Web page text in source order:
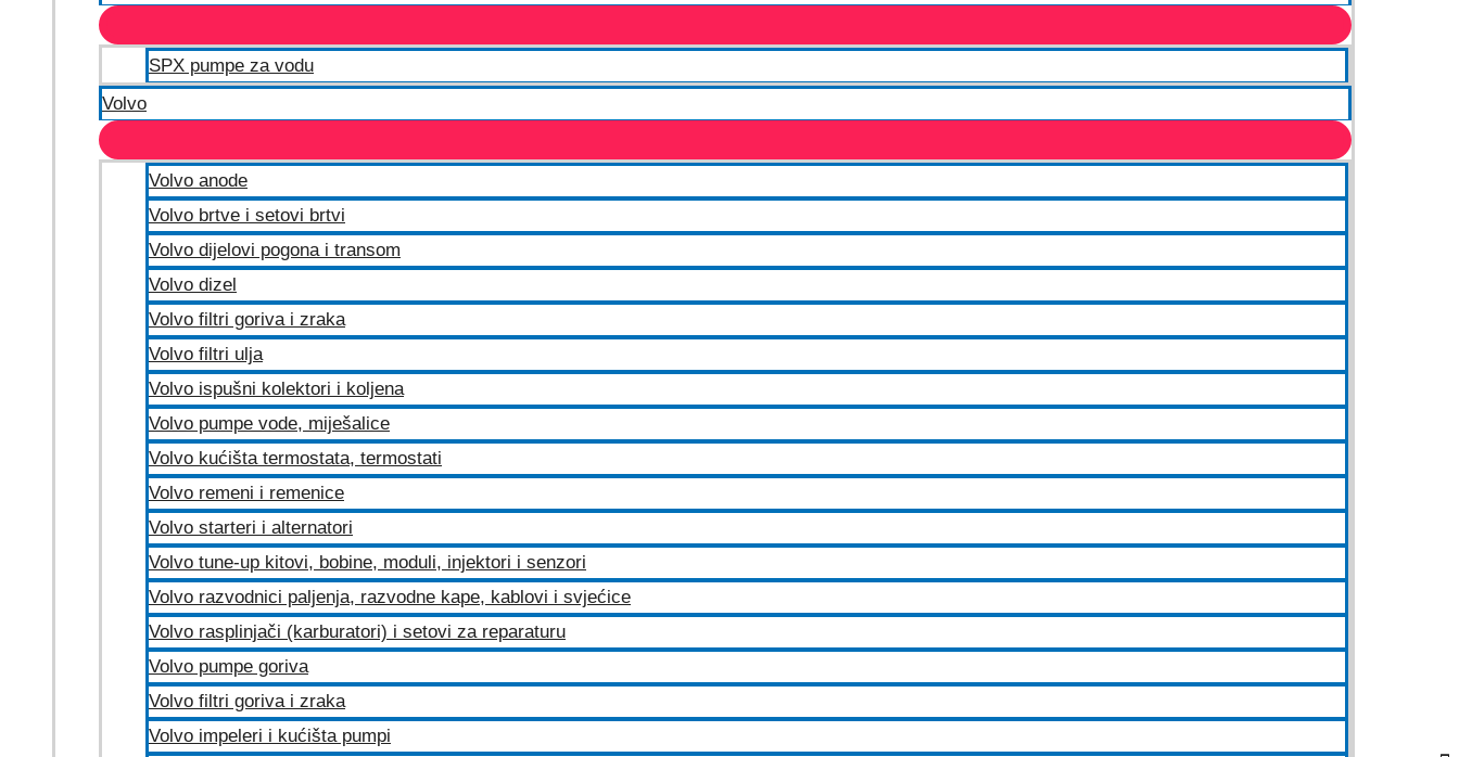
SPX pumpe za vodu
Volvo
Volvo anode
Volvo brtve i setovi brtvi
Volvo dijelovi pogona i transom
Volvo dizel
Volvo filtri goriva i zraka
Volvo filtri ulja
Volvo ispušni kolektori i koljena
Volvo pumpe vode, miješalice
Volvo kućišta termostata, termostati
Volvo remeni i remenice
Volvo starteri i alternatori
Volvo tune-up kitovi, bobine, moduli, injektori i senzori
Volvo razvodnici paljenja, razvodne kape, kablovi i svjećice
Volvo rasplinjači (karburatori) i setovi za reparaturu
Volvo pumpe goriva
Volvo filtri goriva i zraka
Volvo impeleri i kućišta pumpi